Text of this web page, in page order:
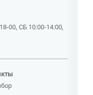
00, СБ 10:00-14:00,